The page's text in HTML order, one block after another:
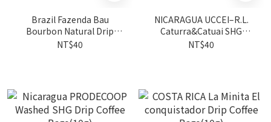
Brazil Fazenda Bau
Bourbon Natural Drip
Coffee Bags(10g)
NT$40
NICARAGUA UCCEI–R.L.
Caturra&Catuai SHG
Washed Drip Coffee
NT$40